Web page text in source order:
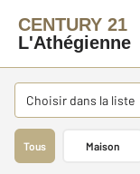
CENTURY 21
L'Athégienne
Choisir dans la liste
Tous Maison